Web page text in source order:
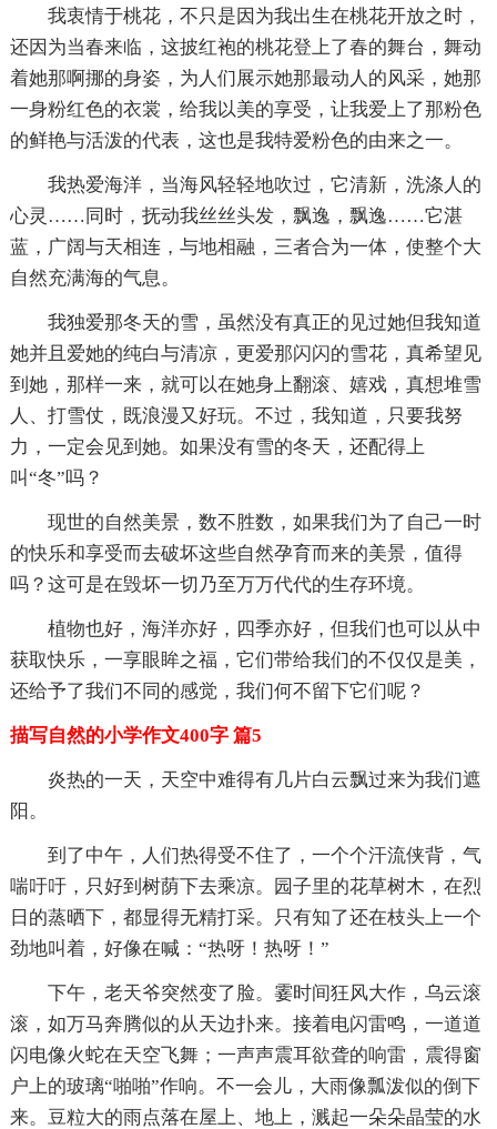
我衷情于桃花，不只是因为我出生在桃花开放之时，
还因为当春来临，这披红袍的桃花登上了春的舞台，舞动
着她那啊挪的身姿，为人们展示她那最动人的风采，她那
一身粉红色的衣裳，给我以美的享受，让我爱上了那粉色
的鲜艳与活泼的代表，这也是我特爱粉色的由来之一。
我热爱海洋，当海风轻轻地吹过，它清新，洗涤人的
心灵……同时，抚动我丝丝头发，飘逸，飘逸……它湛
蓝，广阔与天相连，与地相融，三者合为一体，使整个大
自然充满海的气息。
我独爱那冬天的雪，虽然没有真正的见过她但我知道
她并且爱她的纯白与清凉，更爱那闪闪的雪花，真希望见
到她，那样一来，就可以在她身上翻滚、嬉戏，真想堆雪
人、打雪仗，既浪漫又好玩。不过，我知道，只要我努
力，一定会见到她。如果没有雪的冬天，还配得上
叫“冬”吗？
现世的自然美景，数不胜数，如果我们为了自己一时
的快乐和享受而去破坏这些自然孕育而来的美景，值得
吗？这可是在毁坏一切乃至万万代代的生存环境。
植物也好，海洋亦好，四季亦好，但我们也可以从中
获取快乐，一享眼眸之福，它们带给我们的不仅仅是美，
还给予了我们不同的感觉，我们何不留下它们呢？
描写自然的小学作文400字 篇5
炎热的一天，天空中难得有几片白云飘过来为我们遮
阳。
到了中午，人们热得受不住了，一个个汗流侠背，气
喘吁吁，只好到树荫下去乘凉。园子里的花草树木，在烈
日的蒸晒下，都显得无精打采。只有知了还在枝头上一个
劲地叫着，好像在喊：“热呀！热呀！”
下午，老天爷突然变了脸。霎时间狂风大作，乌云滚
滚，如万马奔腾似的从天边扑来。接着电闪雷鸣，一道道
闪电像火蛇在天空飞舞；一声声震耳欲聋的响雷，震得窗
户上的玻璃“啪啪”作响。不一会儿，大雨像瓢泼似的倒下
来。豆粒大的雨点落在屋上、地上，溅起一朵朵晶莹的水